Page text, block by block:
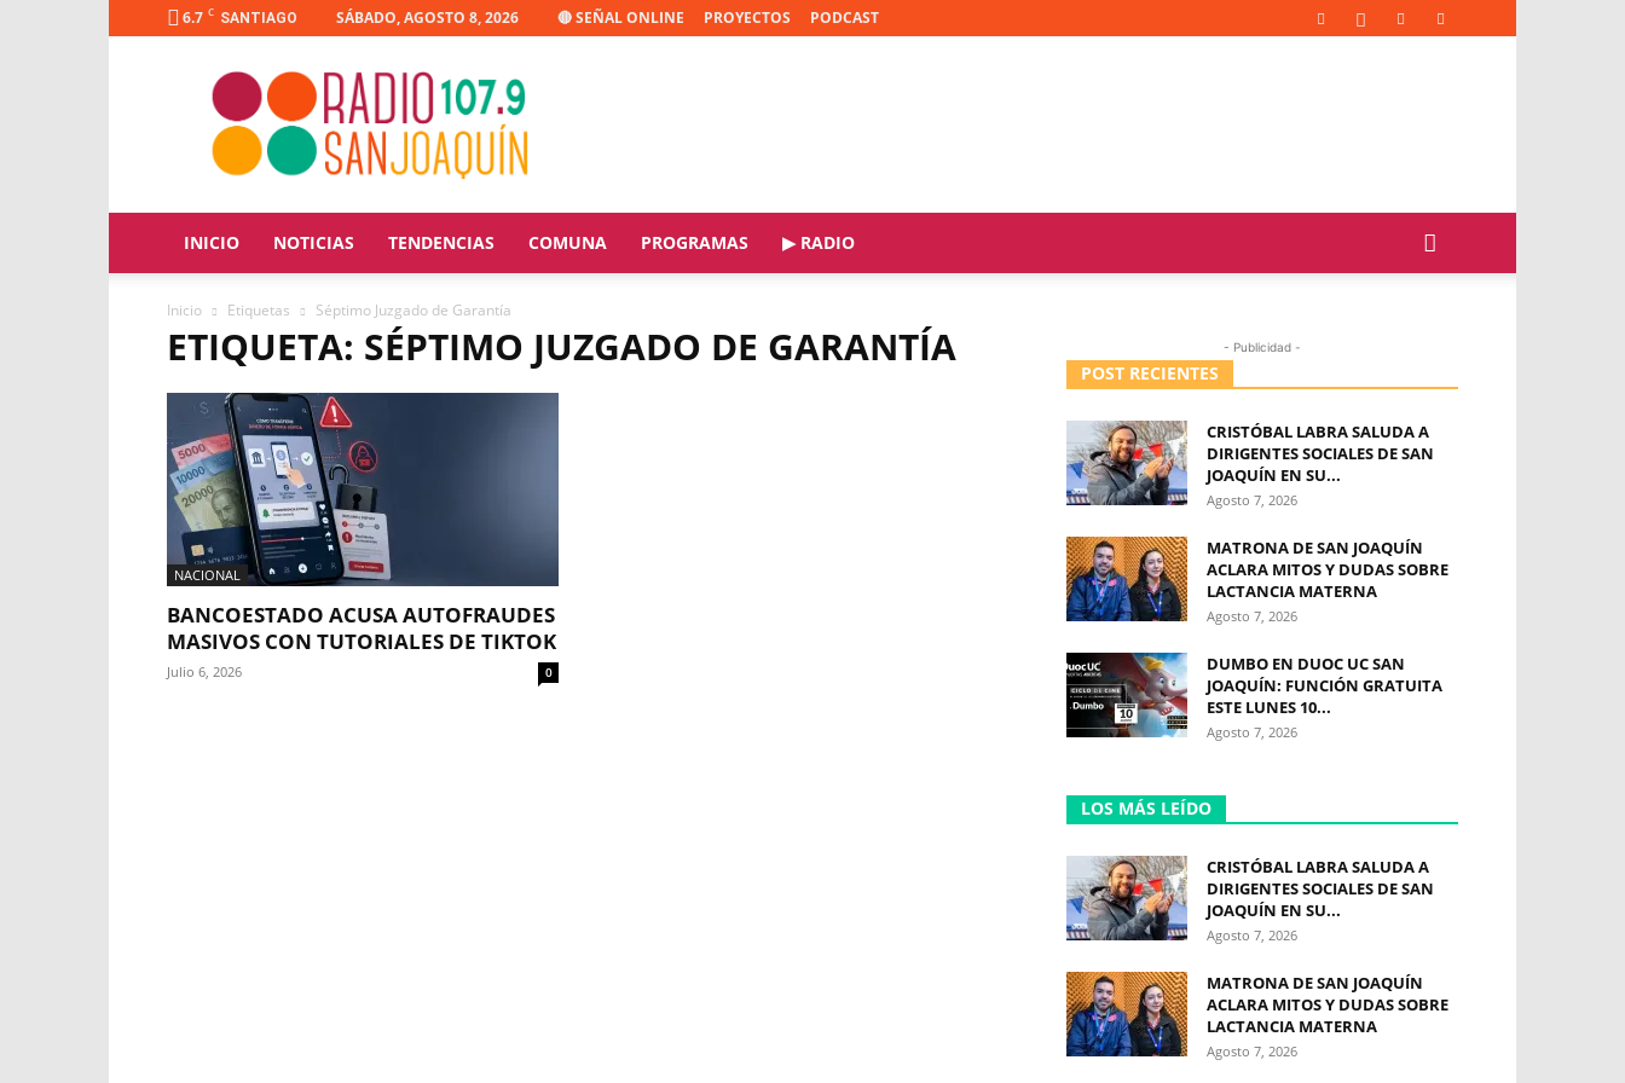
6.7 C SANTIAGO SÁBADO, AGOSTO 8, 2026 🔴 SEÑAL ONLINE PROYECTOS PODCAST
Radio
Joaquín
INICIO NOTICIAS TENDENCIAS COMUNA PROGRAMAS ▶ RADIO
Inicio Etiquetas Séptimo Juzgado de Garantía
ETIQUETA: SÉPTIMO JUZGADO DE GARANTÍA
NACIONAL
BANCOESTADO ACUSA AUTOFRAUDES
MASIVOS CON TUTORIALES DE TIKTOK
Julio 6, 2026 0
- Publicidad -
POST RECIENTES
CRISTÓBAL LABRA SALUDA A
DIRIGENTES SOCIALES DE SAN
JOAQUÍN EN SU...
Agosto 7, 2026
MATRONA DE SAN JOAQUÍN
ACLARA MITOS Y DUDAS SOBRE
LACTANCIA MATERNA
Agosto 7, 2026
DUMBO EN DUOC UC SAN
JOAQUÍN: FUNCIÓN GRATUITA
ESTE LUNES 10...
Agosto 7, 2026
LOS MÁS LEÍDO
CRISTÓBAL LABRA SALUDA A
DIRIGENTES SOCIALES DE SAN
JOAQUÍN EN SU...
Agosto 7, 2026
MATRONA DE SAN JOAQUÍN
ACLARA MITOS Y DUDAS SOBRE
LACTANCIA MATERNA
Agosto 7, 2026